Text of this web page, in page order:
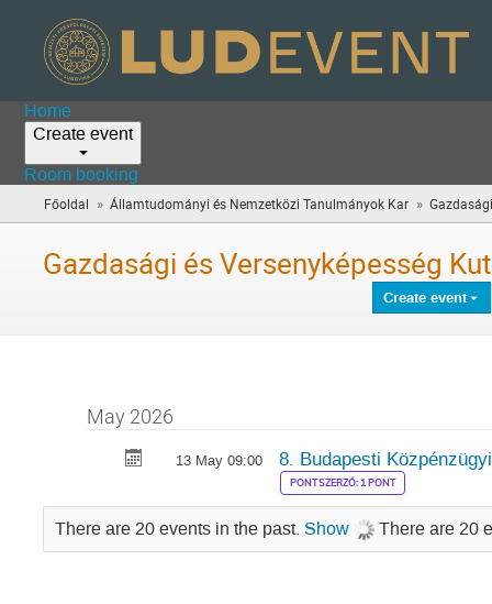
Home
Create event
Room booking
Főoldal » Államtudományi és Nemzetközi Tanulmányok Kar »
Gazdasági és Versenyképesség
Create event
May 2026
13 May 09:00 8. Budapesti
PONTSZERZŐ: 1 PONT
There are 20 events in the past. Show There are 20